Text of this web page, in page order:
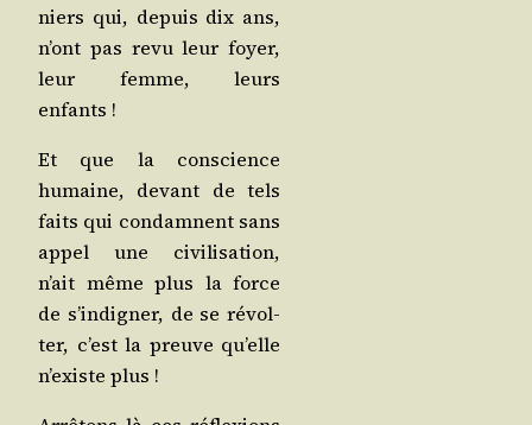
niers qui, depuis dix ans,
n’ont pas revu leur foyer,
leur femme, leurs
enfants !
Et que la conscience
humaine, devant de tels
faits qui condamnent sans
appel une civi­li­sa­tion,
n’ait même plus la force
de s’in­di­gner, de se révol­
ter, c’est la preuve qu’elle
n’existe plus !